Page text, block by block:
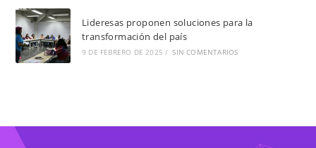
Lideresas proponen soluciones para la
transformación del país
9 DE FEBRERO DE 2025 / SIN COMENTARIOS